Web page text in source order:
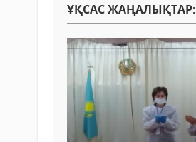
ҰҚСАС ЖАҢАЛЫҚТАР: